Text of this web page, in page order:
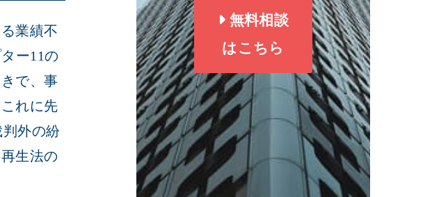
業績不
ー11の
で、事
れに先
外の紛
生法の
無料相談
はこちら